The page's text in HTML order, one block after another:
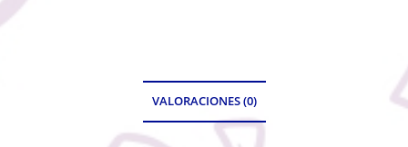
VALORACIONES (0)